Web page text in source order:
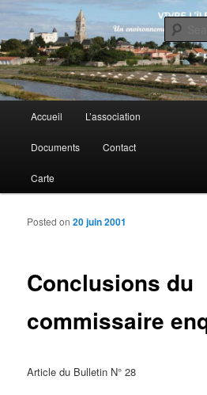
Vivre l’île 12 sur 12
Skip to primary content
Skip to secondary content
Accueil L’association
Documents Contact
Carte
Conclusions du
commissaire
Posted on20 juin 2001
Article du Bulletin N° 28